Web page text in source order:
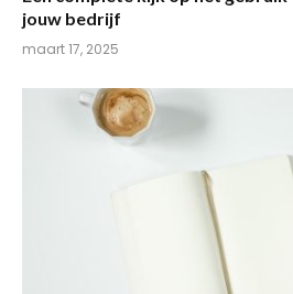
jouw bedrijf
maart 17, 2025